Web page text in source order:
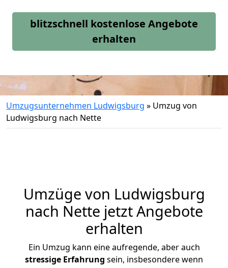
blitzschnell kostenlose Angebote
erhalten
Umzugsunternehmen Ludwigsburg » Umzug von
Ludwigsburg nach Nette
Umzüge von Ludwigsburg
nach Nette jetzt Angebote
erhalten
Ein Umzug kann eine aufregende, aber auch
stressige Erfahrung sein, insbesondere wenn